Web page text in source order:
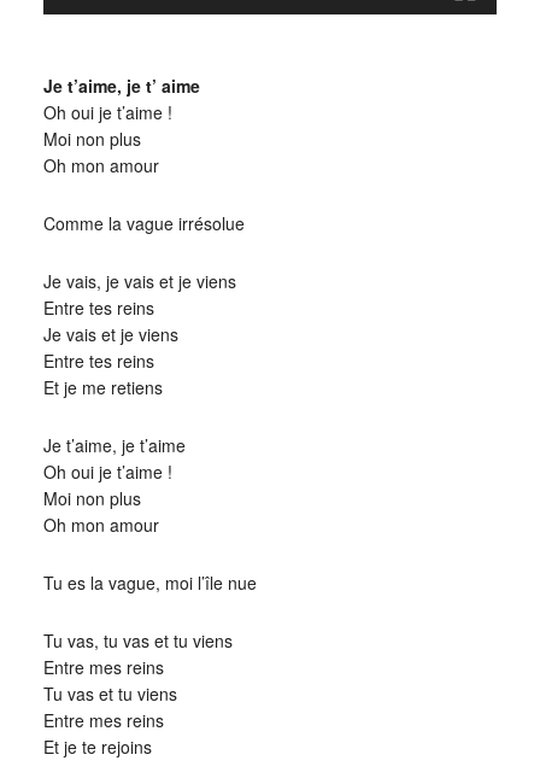
Je t’aime, je t’ aime
Oh oui je t’aime !
Moi non plus
Oh mon amour
Comme la vague irrésolue
Je vais, je vais et je viens
Entre tes reins
Je vais et je viens
Entre tes reins
Et je me retiens
Je t’aime, je t’aime
Oh oui je t’aime !
Moi non plus
Oh mon amour
Tu es la vague, moi l’île nue
Tu vas, tu vas et tu viens
Entre mes reins
Tu vas et tu viens
Entre mes reins
Et je te rejoins